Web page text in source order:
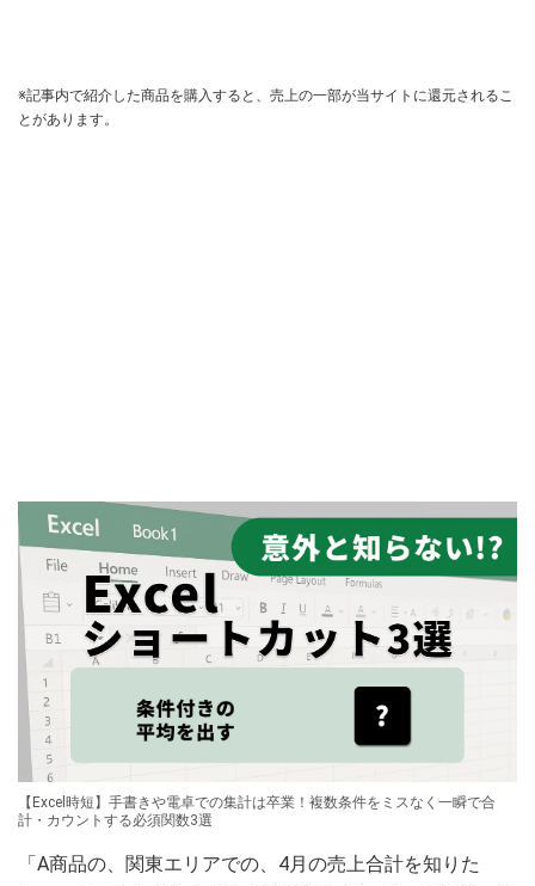
※記事内で紹介した商品を購入すると、売上の一部が当サイトに還元されるこ
とがあります。
【Excel時短】手書きや電卓での集計は卒業！複数条件をミスなく一瞬で合
計・カウントする必須関数3選
「A商品の、関東エリアでの、4月の売上合計を知りた